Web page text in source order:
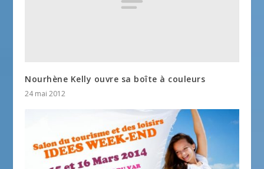
Nourhène Kelly ouvre sa boîte à couleurs
24 mai 2012